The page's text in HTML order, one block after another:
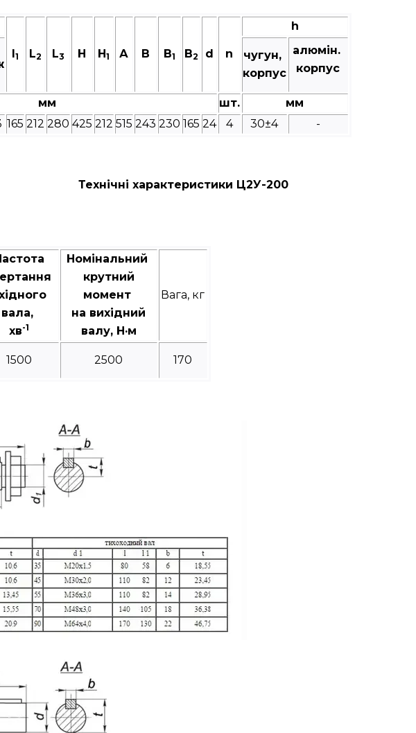
1 L2 L3 Н H 1 А В B1 B2 d n
h
чугун,
корпус
алюмін.
корпус
мм шт.
мм
165 212 280 425 212 515 243 230 165 24 4 30±4 -
Технічні характеристики Ц2У-200
вала,
хв-1
Номінальний
крутний
момент
на вихідний
валу, Н·м
Вага, кг
1500 2500 170